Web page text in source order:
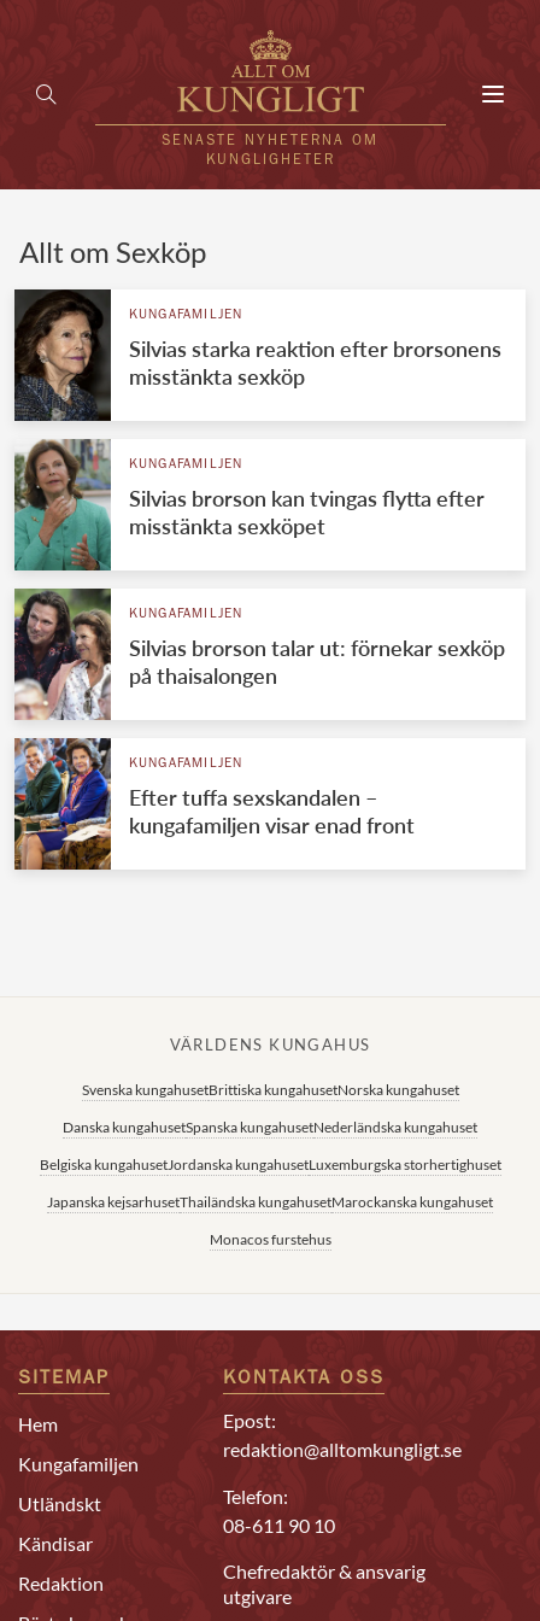
SENASTE NYHETERNA OM
KUNGLIGHETER
UTLÄNDSKT
VÄRLDENS KUNGAHUS
Svenska kungahuset
Brittiska kungahuset
Danska kungahuset
Jordanska kungahuset
Luxemburgska storhertighuset
Japanska kejsarhuset
REDAKTION
Allt om Sexköp
KUNGAFAMILJEN
Silvias starka reaktion efter brorsonens
misstänkta sexköp
KUNGAFAMILJEN
Silvias brorson kan tvingas flytta efter
misstänkta sexköpet
KUNGAFAMILJEN
Silvias brorson talar ut: förnekar sexköp
på thaisalongen
KUNGAFAMILJEN
Efter tuffa sexskandalen –
kungafamiljen visar enad front
VÄRLDENS KUNGAHUS
Svenska kungahusetBrittiska kungahusetNorska kungahuset
Danska kungahusetSpanska kungahusetNederländska kungahuset
Belgiska kungahusetJordanska kungahusetLuxemburgska storhertighuset
Japanska kejsarhusetThailändska kungahusetMarockanska kungahuset
Monacos furstehus
SITEMAP
Hem
Kungafamiljen
Utländskt
Kändisar
Redaktion
KONTAKTA OSS
Epost:
redaktion@alltomkungligt.se
Telefon:
08-611 90 10
Chefredaktör & ansvarig
utgivare